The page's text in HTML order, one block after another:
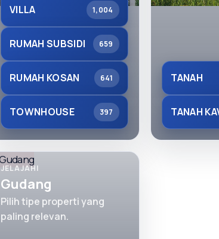
VILLA 1,004
RUMAH SUBSIDI 659
RUMAH KOSAN 641
TOWNHOUSE 397
TANAH
TANAH
JELAJAHI
Gudang
Pilih tipe properti yang
paling relevan.